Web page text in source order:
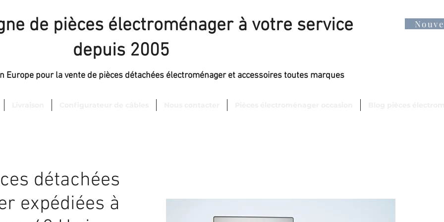
de pièces électroménager à votre service
depuis 2005
Europe pour la vente de pièces détachées électroménager et accessoires toutes marques
détachées
expédiées à